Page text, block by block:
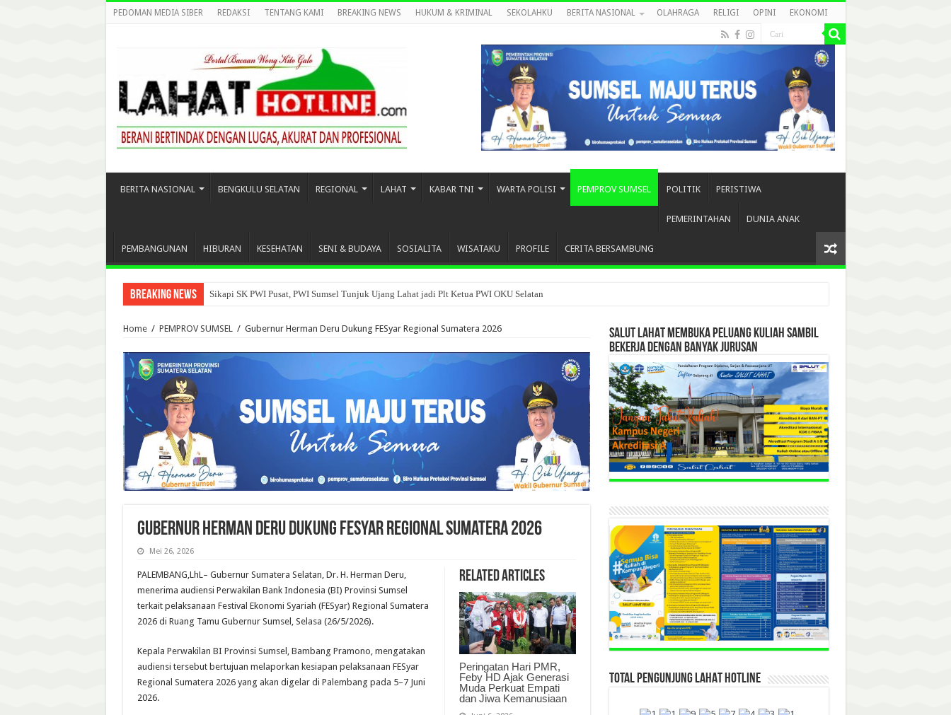
PEDOMAN MEDIA SIBER REDAKSI TENTANG KAMI BREAKING NEWS HUKUM & KRIMINAL SEKOLAHKU BERITA NASIONAL OLAHRAGA RELIGI OPINI EKONOMI
BERITA NASIONAL BENGKULU SELATAN REGIONAL LAHAT KABAR TNI WARTA POLISI PEMPROV SUMSEL POLITIK PERISTIWA
PEMERINTAHAN DUNIA ANAK
PEMBANGUNAN HIBURAN KESEHATAN SENI & BUDAYA SOSIALITA WISATAKU PROFILE CERITA BERSAMBUNG
Breaking News Sikapi SK PWI Pusat, PWI Sumsel Tunjuk Ujang Lahat jadi Plt Ketua PWI OKU Selatan
Home / PEMPROV SUMSEL / Gubernur Herman Deru Dukung FESyar Regional Sumatera 2026
Gubernur Herman Deru Dukung FESyar Regional Sumatera 2026
Mei 26, 2026
Related Articles
Peringatan Hari PMR,
Feby HD Ajak Generasi
Muda Perkuat Empati
dan Jiwa Kemanusiaan
PALEMBANG,LhL– Gubernur Sumatera Selatan, Dr. H. Herman Deru,
menerima audiensi Perwakilan Bank Indonesia (BI) Provinsi Sumsel
terkait pelaksanaan Festival Ekonomi Syariah (FESyar) Regional Sumatera
2026 di Ruang Tamu Gubernur Sumsel, Selasa (26/5/2026).
Kepala Perwakilan BI Provinsi Sumsel, Bambang Pramono, mengatakan
audiensi tersebut bertujuan melaporkan kesiapan pelaksanaan FESyar
Regional Sumatera 2026 yang akan digelar di Palembang pada 5–7 Juni
2026.
SALUT LAHAT MEMBUKA PELUANG KULIAH SAMBIL
BEKERJA DENGAN BANYAK JURUSAN
TOTAL PENGUNJUNG LAHAT HOTLINE